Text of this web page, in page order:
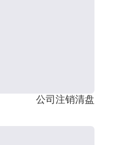
公司注销清盘